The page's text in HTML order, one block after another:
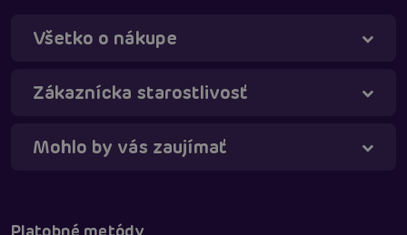
Všetko o nákupe
Zákaznícka starostlivosť
Mohlo by vás zaujímať
Táňa - virtuálna asistentka